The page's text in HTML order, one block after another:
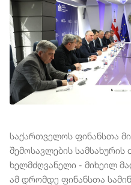
საქართველოს ფინანსთა
შემოსავლების
ხელმძღვანელი - მიხეილ
ამ დრომდე ფინანსთა